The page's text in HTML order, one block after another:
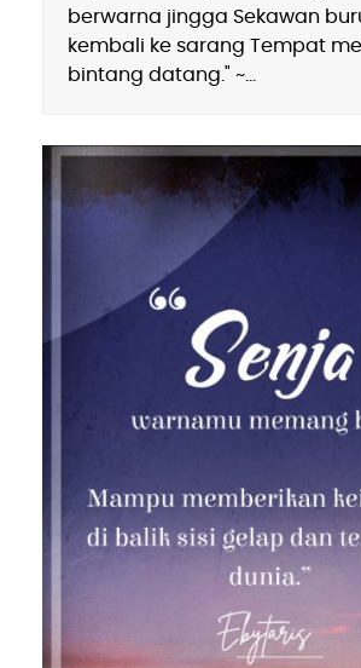
berwarna jingga Sekawan
kembali ke sarang Tempat
bintang datang." ~…